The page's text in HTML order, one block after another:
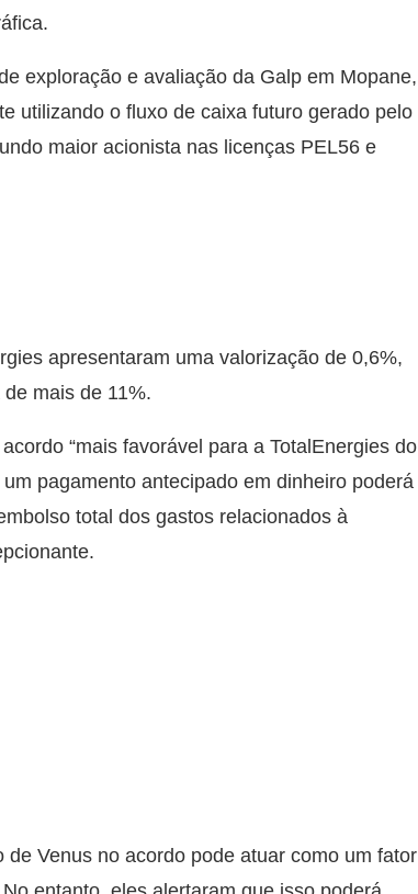
exploração e avaliação da Galp em Mopane,
utilizando o fluxo de caixa futuro gerado pelo
maior acionista nas licenças PEL56 e
apresentaram uma valorização de 0,6%,
mais de 11%.
“mais favorável para a TotalEnergies do
pagamento antecipado em dinheiro poderá
total dos gastos relacionados à
Venus no acordo pode atuar como um fator